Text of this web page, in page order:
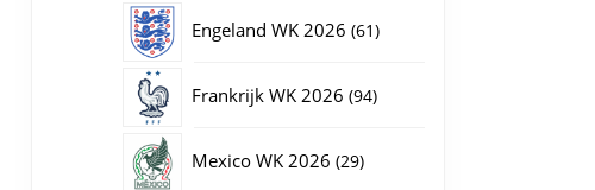
Engeland WK 2026 6161
Frankrijk WK 2026 9494
Mexico WK 2026 2929